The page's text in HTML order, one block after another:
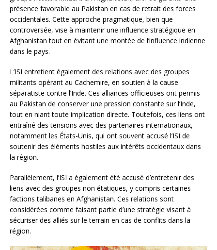
présence favorable au Pakistan en cas de retrait des forces
occidentales. Cette approche pragmatique, bien que
controversée, vise à maintenir une influence stratégique en
Afghanistan tout en évitant une montée de l’influence indienne
dans le pays.
L’ISI entretient également des relations avec des groupes
militants opérant au Cachemire, en soutien à la cause
séparatiste contre l’Inde. Ces alliances officieuses ont permis
au Pakistan de conserver une pression constante sur l’Inde,
tout en niant toute implication directe. Toutefois, ces liens ont
entraîné des tensions avec des partenaires internationaux,
notamment les États-Unis, qui ont souvent accusé l’ISI de
soutenir des éléments hostiles aux intérêts occidentaux dans
la région.
Parallèlement, l’ISI a également été accusé d’entretenir des
liens avec des groupes non étatiques, y compris certaines
factions talibanes en Afghanistan. Ces relations sont
considérées comme faisant partie d’une stratégie visant à
sécuriser des alliés sur le terrain en cas de conflits dans la
région.